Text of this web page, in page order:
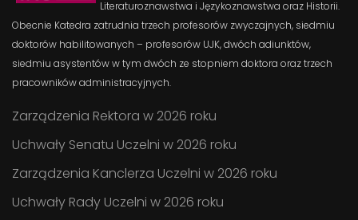
Literaturoznawstwa i Językoznawstwa oraz Historii.
Obecnie Katedra zatrudnia trzech profesorów zwyczajnych, siedmiu
doktorów habilitowanych – profesorów UJK, dwóch adiunktów,
siedmiu asystentów w tym dwóch ze stopniem doktora oraz trzech
pracowników administracyjnych.
Zarządzenia Rektora w 2026 roku
Uchwały Senatu Uczelni w 2026 roku
Zarządzenia Kanclerza Uczelni w 2026 roku
Uchwały Rady Uczelni w 2026 roku